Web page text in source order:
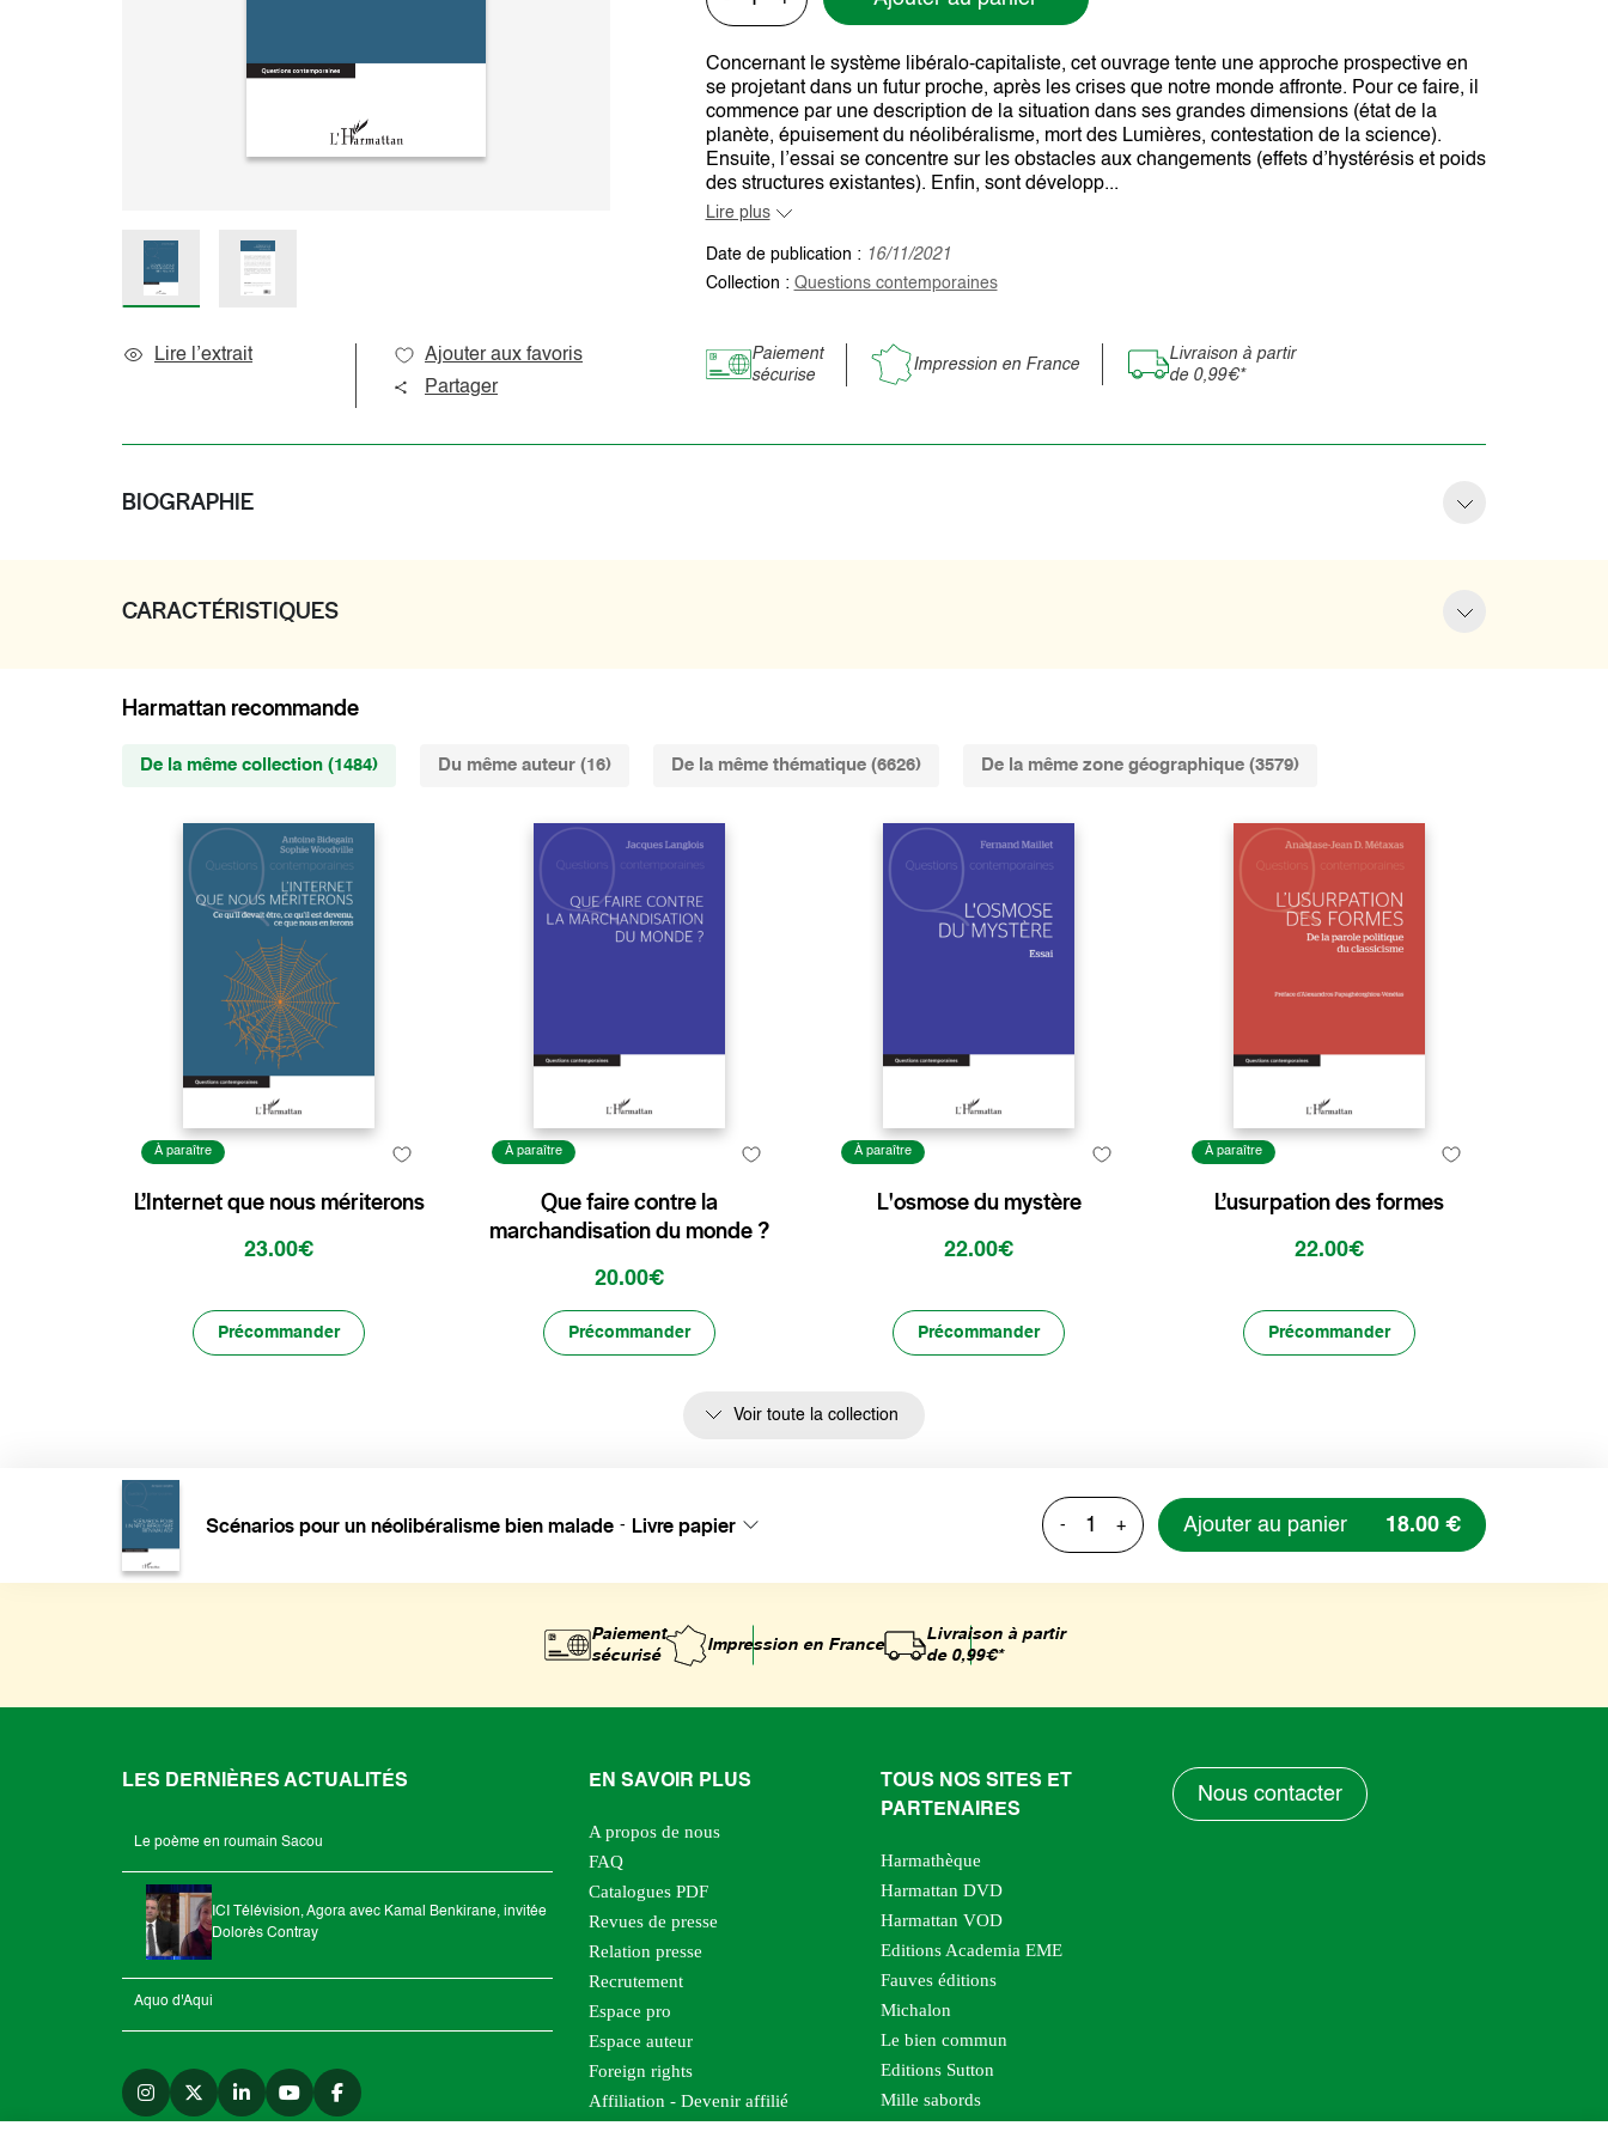
Sociologie et question de société
Concernant le système libéralo-capitaliste, cet ouvrage tente une approche prospective en
se projetant dans un futur proche, après les crises que notre monde affronte. Pour ce faire, il
commence par une description de la situation dans ses grandes dimensions (état de la
planète, épuisement du néolibéralisme, mort des Lumières, contestation de la science).
Ensuite, l’essai se concentre sur les obstacles aux changements (effets d’hystérésis et poids
des structures existantes). Enfin, sont développ...
Lire plus
Date de publication : 16/11/2021
Collection : Questions contemporaines
Lire l’extrait
Ajouter aux favoris
Partager
Paiement
sécurise
Impression en France
Livraison à partir
de 0,99€*
BIOGRAPHIE
CARACTÉRISTIQUES
Harmattan recommande
De la même collection (1484) Du même auteur (16) De la même thématique (6626) De la même zone géographique (3579)
À paraître
L’Internet que nous mériterons
23.00€
Précommander
À paraître
Que faire contre la
marchandisation du monde ?
20.00€
Précommander
À paraître
L'osmose du mystère
22.00€
Précommander
À paraître
L’usurpation des formes
22.00€
Précommander
Voir toute la collection
Scénarios pour un néolibéralisme bien malade - Livre papier - + Ajouter au panier 18.00 €
Paiement
sécurisé
Impression en France
Livraison à partir
de 0,99€*
LES DERNIÈRES ACTUALITÉS
Le poème en roumain Sacou
ICI Télévision, Agora avec Kamal Benkirane, invitée
Dolorès Contray
Aquo d'Aqui
EN SAVOIR PLUS
A propos de nous
FAQ
Catalogues PDF
Revues de presse
Relation presse
Recrutement
Espace pro
Espace auteur
Foreign rights
Affiliation - Devenir affilié
TOUS NOS SITES ET
PARTENAIRES
Harmathèque
Harmattan DVD
Harmattan VOD
Editions Academia EME
Fauves éditions
Michalon
Le bien commun
Editions Sutton
Mille sabords
Nous contacter